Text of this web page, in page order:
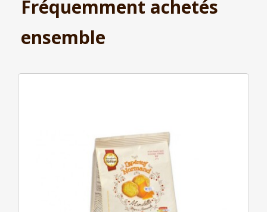
Fréquemment achetés
ensemble